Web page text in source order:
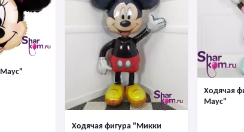
Ходячая фигура "Микки
Ходячая
Маус"